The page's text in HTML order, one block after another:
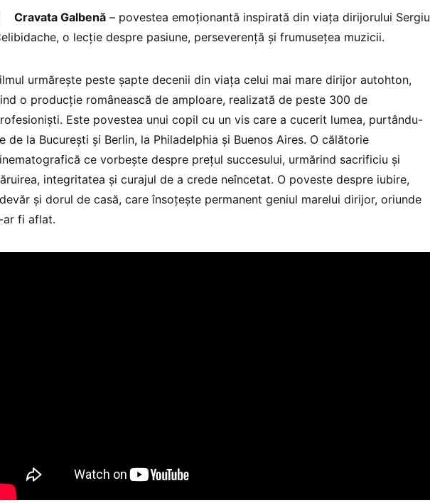
Cravata Galbenă – povestea emoționantă inspirată din viața dirijorului Sergiu
o lecție despre pasiune, perseverență și frumusețea muzicii.
urmărește peste șapte decenii din viața celui mai mare dirijor autohton,
o producție românească de amploare, realizată de peste 300 de
Este povestea unui copil cu un vis care a cucerit lumea, purtându-
de la București și Berlin, la Philadelphia și Buenos Aires. O călătorie
ce vorbește despre prețul succesului, urmărind sacrificiu și
integritatea și curajul de a crede neîncetat. O poveste despre iubire,
și dorul de casă, care însoțește permanent geniul marelui dirijor, oriunde
ar fi aflat.